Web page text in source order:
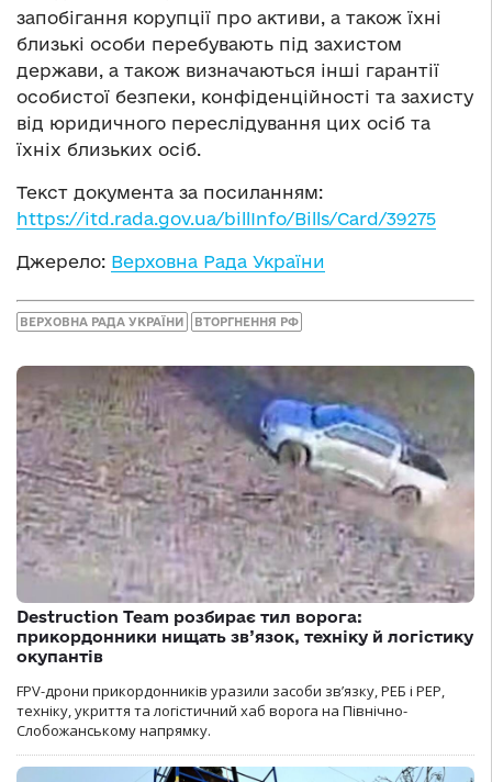
запобігання корупції про активи, а також їхні
близькі особи перебувають під захистом
держави, а також визначаються інші гарантії
особистої безпеки, конфіденційності та захисту
від юридичного переслідування цих осіб та
їхніх близьких осіб.
Текст документа за посиланням:
https://itd.rada.gov.ua/billInfo/Bills/Card/39275
Джерело: Верховна Рада України
ВЕРХОВНА РАДА УКРАЇНИ ВТОРГНЕННЯ РФ
Destruction Team розбирає тил ворога:
прикордонники нищать зв’язок, техніку й логістику
окупантів
FPV-дрони прикордонників уразили засоби зв’язку, РЕБ і РЕР,
техніку, укриття та логістичний хаб ворога на Північно-
Слобожанському напрямку.